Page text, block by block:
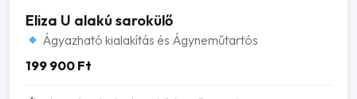
Eliza U alakú sarokülő
Ágyazható kialakítás és Ágyneműtartós
199 900 Ft